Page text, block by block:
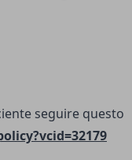
seguire questo